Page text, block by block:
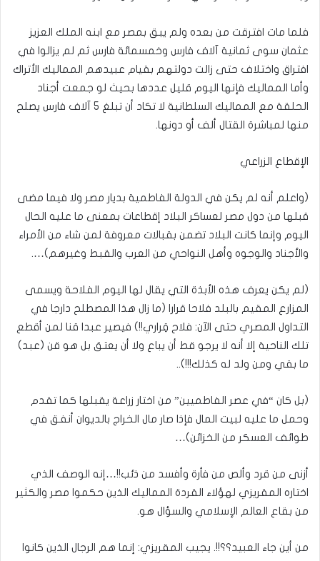
فلما مات افترقت من بعده ولم يبق بمصر مع ابنه الملك العزيز
عثمان سوى ثمانية آلاف فارس وخمسمائة فارس ثم لم يزالوا في
افتراق واختلاف حتى زالت دولتهم بقيام عبيدهم المماليك الأتراك
وأما المماليك فإنها اليوم قليل عددها بحيث لو جمعت أجناد
الحلقة مع المماليك السلطانية لا تكاد أن تبلغ 5 آلاف فارس يصلح
منها لمباشرة القتال ألف أو دونها.
الإقطاع الزراعي
(واعلم أنه لم يكن في الدولة الفاطمية بديار مصر ولا فيما مضى
قبلها من دول مصر لعساكر البلاد إقطاعات بمعنى ما عليه الحال
اليوم وإنما كانت البلاد تضمن بقبالات معروفة لمن شاء من الأمراء
والأجناد والوجوه وأهل النواحي من العرب والقبط وغيرهم)….
(لم يكن يعرف هذه الأبذة التي يقال لها اليوم الفلاحة ويسمى
المزارع المقيم بالبلد فلاحا قرارا (ما زال هذا المصطلح دارجا في
التداول المصري حتى الآن: فلاح قِراري!!) فيصير عبدا قنا لمن أقطع
تلك الناحية إلا أنه لا يرجو قط أن يباع ولا أن يعتق بل هو قن (عبد)
ما بقي ومن ولد له كذلك!!!)..
(بل كان “في عصر الفاطميين” من اختار زراعة يقبلها كما تقدم
وحمل ما عليه لبيت المال فإذا صار مال الخراج بالديوان أنفق في
طوائف العسكر من الخزائن)…
أزنى من قرد وألص من فأرة وأفسد من ذئب!!…إنه الوصف الذي
اختاره المقريزي لهؤلاء القردة المماليك الذين حكموا مصر والكثير
من بقاع العالم الإسلامي والسؤال هو.
من أين جاء العبيد؟؟!!. يجيب المقريزي: إنما هم الرجال الذين كانوا